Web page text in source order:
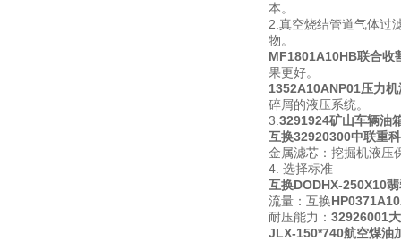
本。
2.真空烧结管道气体过
物。
MF1801A10HB联合收
果更好。
1352A10ANP01压力
碎屑的液压系统。
3. 3291924矿山车辆油
互换32920300中联重
金属滤芯：挖掘机液压
4. 选择标准
互换DODHX-250X10
流量：互换
耐压能力： 32926001
JLX-150*740航空煤油